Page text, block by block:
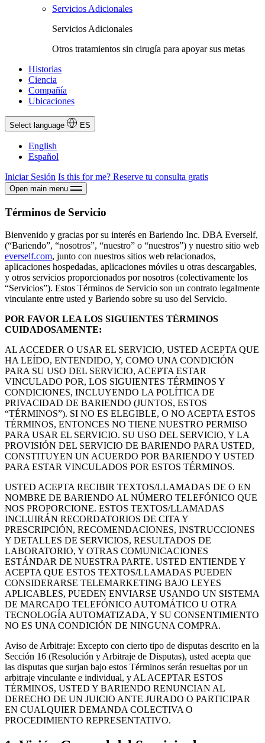
Servicios Adicionales
Servicios Adicionales
Otros tratamientos sin cirugía para apoyar sus metas
Historias
Ciencia
Compañía
Ubicaciones
Select language ES
English
Español
Iniciar Sesión Is this for me? Reserve tu consulta gratis
Open main menu
Términos de Servicio
Bienvenido y gracias por su interés en Bariendo Inc. DBA Everself,
(“Bariendo”, “nosotros”, “nuestro” o “nuestros”) y nuestro sitio web
everself.com, junto con nuestros sitios web relacionados,
aplicaciones hospedadas, aplicaciones móviles u otras descargables,
y otros servicios proporcionados por nosotros (colectivamente los
“Servicios”). Estos Términos de Servicio son un contrato legalmente
vinculante entre usted y Bariendo sobre su uso del Servicio.
POR FAVOR LEA LOS SIGUIENTES TÉRMINOS
CUIDADOSAMENTE:
AL ACCEDER O USAR EL SERVICIO, USTED ACEPTA QUE
HA LEÍDO, ENTENDIDO, Y, COMO UNA CONDICIÓN
PARA SU USO DEL SERVICIO, ACEPTA ESTAR
VINCULADO POR, LOS SIGUIENTES TÉRMINOS Y
CONDICIONES, INCLUYENDO LA POLÍTICA DE
PRIVACIDAD DE BARIENDO (JUNTOS, ESTOS
“TÉRMINOS”). SI NO ES ELEGIBLE, O NO ACEPTA ESTOS
TÉRMINOS, ENTONCES NO TIENE NUESTRO PERMISO
PARA USAR EL SERVICIO. SU USO DEL SERVICIO, Y LA
PROVISIÓN DEL SERVICIO DE BARIENDO PARA USTED,
CONSTITUYEN UN ACUERDO POR BARIENDO Y USTED
PARA ESTAR VINCULADOS POR ESTOS TÉRMINOS.
USTED ACEPTA RECIBIR TEXTOS/LLAMADAS DE O EN
NOMBRE DE BARIENDO AL NÚMERO TELEFÓNICO QUE
NOS PROPORCIONE. ESTOS TEXTOS/LLAMADAS
INCLUIRÁN RECORDATORIOS DE CITA Y
PRESCRIPCIÓN, RECOMENDACIONES, INSTRUCCIONES
Y DETALLES DE SERVICIOS, RESULTADOS DE
LABORATORIO, Y OTRAS COMUNICACIONES
ESTÁNDAR DE NUESTRA PARTE. USTED ENTIENDE Y
ACEPTA QUE ESTOS TEXTOS/LLAMADAS PUEDEN
CONSIDERARSE TELEMARKETING BAJO LEYES
APLICABLES, PUEDEN ENVIARSE USANDO UN SISTEMA
DE MARCADO TELEFÓNICO AUTOMÁTICO U OTRA
TECNOLOGÍA AUTOMATIZADA, Y SU CONSENTIMIENTO
NO ES UNA CONDICIÓN DE NINGUNA COMPRA.
Aviso de Arbitraje: Excepto con cierto tipo de disputas descrito en la
Sección 16 (Resolución y Arbitraje de Disputas), usted acepta que
las disputas que surjan bajo estos Términos serán resueltas por un
arbitraje vinculante e individual, y AL ACEPTAR ESTOS
TÉRMINOS, USTED Y BARIENDO RENUNCIAN AL
DERECHO DE UN JUICIO ANTE JURADO O PARTICIPAR
EN CUALQUIER DEMANDA COLECTIVA O
PROCEDIMIENTO REPRESENTATIVO.